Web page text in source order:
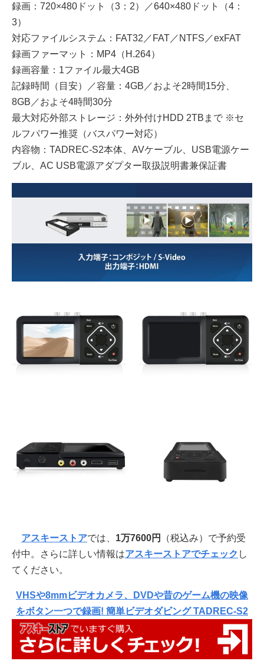
録画：720×480ドット（3：2）／640×480ドット（4：
3）
対応ファイルシステム：FAT32／FAT／NTFS／exFAT
録画ファーマット：MP4（H.264）
録画容量：1ファイル最大4GB
記録時間（目安）／容量：4GB／およそ2時間15分、
8GB／およそ4時間30分
最大対応外部ストレージ：外外付けHDD 2TBまで ※セ
ルフパワー推奨（バスパワー対応）
内容物：TADREC-S2本体、AVケーブル、USB電源ケー
ブル、AC USB電源アダプター取扱説明書兼保証書
アスキーストアでは、 1万7600円
（税込み）で予約受
付中。さらに詳しい情報はアスキーストアでチェック し
てください。
VHSや8mmビデオカメラ、DVDや昔のゲーム機の映像
をボタン一つで録画! 簡単ビデオダビング TADREC-S2